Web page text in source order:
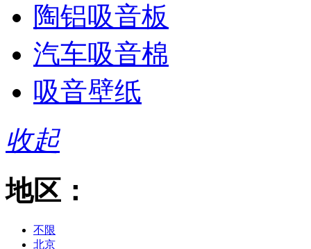
陶铝吸音板
汽车吸音棉
吸音壁纸
收起
地区：
不限
北京